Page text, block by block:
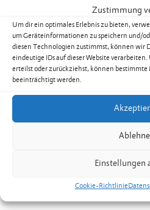
Zustimmung
Um dir ein optimales Erlebnis zu bieten,
um Geräteinformationen zu speichern und/
diesen Technologien zustimmst, können wir
eindeutige IDs auf dieser Website
erteilst oder zurückziehst, können
beeinträchtigt werden.
Einstellungen
Cookie-Richtlinie
Ausstellung,Konzert,
Weitere Termine
Kurs 08B02: Yoga für
weiterlesen: Kurs 08B02: Yoga